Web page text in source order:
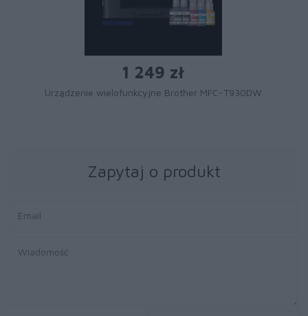
1 249 zł
Urządzenie wielofunkcyjne Brother MFC-T930DW
Zapytaj o produkt